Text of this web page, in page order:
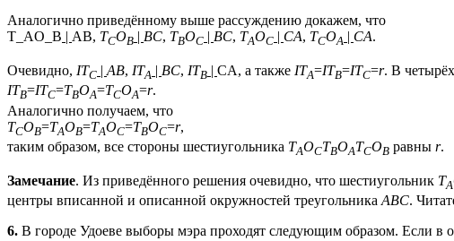
Аналогично приведённому выше рассуждению докажем, что
T_AO_B | AB, TCOB | BC, TBOC | BC, TAOC | CA, TCOA | CA.
Очевидно, ITC | AB, ITA | BC, ITB | CA, а также ITA=ITB=ITC=r. В
ITB=ITC=TBOA=TCOA=r.
Аналогично получаем, что
TCOB=TAOB=TAOC=TBOC=r,
таким образом, все стороны шестиугольника TAOCTBOATCOB равны r.
Замечание. Из приведённого решения очевидно, что шестиугольник TA
центры вписанной и описанной окружностей треугольника ABC.
6. В городе Удоеве выборы мэра проходят следующим образом. Если в